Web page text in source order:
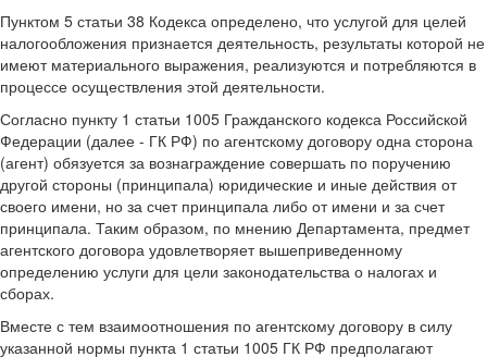
Пунктом 5 статьи 38 Кодекса определено, что услугой для целей
налогообложения признается деятельность, результаты которой не
имеют материального выражения, реализуются и потребляются в
процессе осуществления этой деятельности.
Согласно пункту 1 статьи 1005 Гражданского кодекса Российской
Федерации (далее - ГК РФ) по агентскому договору одна сторона
(агент) обязуется за вознаграждение совершать по поручению
другой стороны (принципала) юридические и иные действия от
своего имени, но за счет принципала либо от имени и за счет
принципала. Таким образом, по мнению Департамента, предмет
агентского договора удовлетворяет вышеприведенному
определению услуги для цели законодательства о налогах и
сборах.
Вместе с тем взаимоотношения по агентскому договору в силу
указанной нормы пункта 1 статьи 1005 ГК РФ предполагают